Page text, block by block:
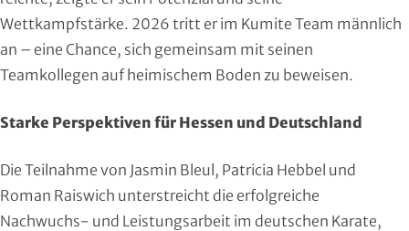
Wettkampfstärke. 2026 tritt er im Kumite Team männlich
an – eine Chance, sich gemeinsam mit seinen
Teamkollegen auf heimischem Boden zu beweisen.
Starke Perspektiven für Hessen und Deutschland
Die Teilnahme von Jasmin Bleul, Patricia Hebbel und
Roman Raiswich unterstreicht die erfolgreiche
Nachwuchs- und Leistungsarbeit im deutschen Karate,
Squash
Taekwondo
Tanzen
Tennis